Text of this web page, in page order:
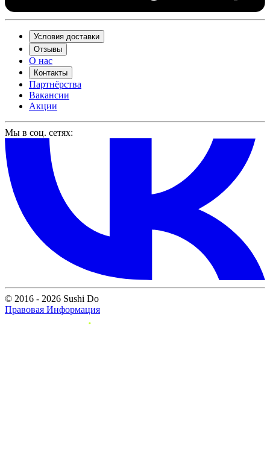
Условия доставки
Отзывы
О нас
Контакты
Партнёрства
Вакансии
Акции
Мы в соц. сетях:
© 2016 - 2026 Sushi Do
Правовая Информация